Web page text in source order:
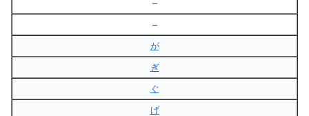
–
–
が
ぎ
ぐ
げ